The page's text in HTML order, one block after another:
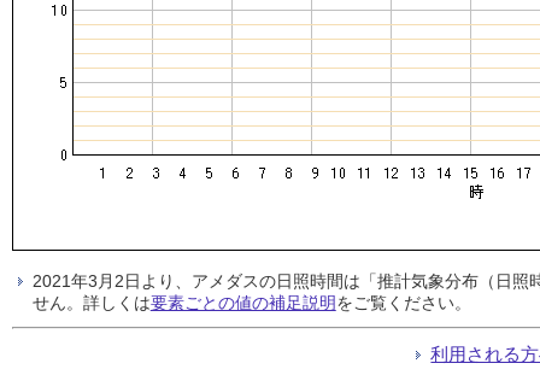
2021年3月2日より、アメダスの日照時間は「推計気象分布（日
せん。詳しくは要素ごとの値の補足説明をご覧ください。
利用される